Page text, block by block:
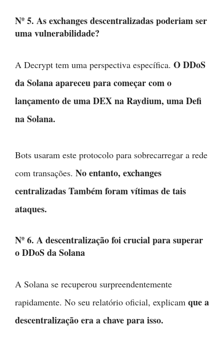
Nº 5. As exchanges descentralizadas poderiam ser
uma vulnerabilidade?
A Decrypt tem uma perspectiva específica. O DDoS
da Solana apareceu para começar com o
lançamento de uma DEX na Raydium, uma Defi
na Solana.
Bots usaram este protocolo para sobrecarregar a rede
com transações. No entanto, exchanges
centralizadas Também foram vítimas de tais
ataques.
Nº 6. A descentralização foi crucial para superar
o DDoS da Solana
A Solana se recuperou surpreendentemente
rapidamente. No seu relatório oficial, explicam que a
descentralização era a chave para isso.